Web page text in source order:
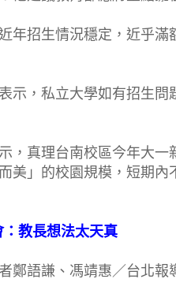
年招生情況穩定，近乎
示，私立大學如有招生
，真理台南校區今年大
美」的校園規模，短期內
教長想法太天真
語謙、馮靖惠／台北報